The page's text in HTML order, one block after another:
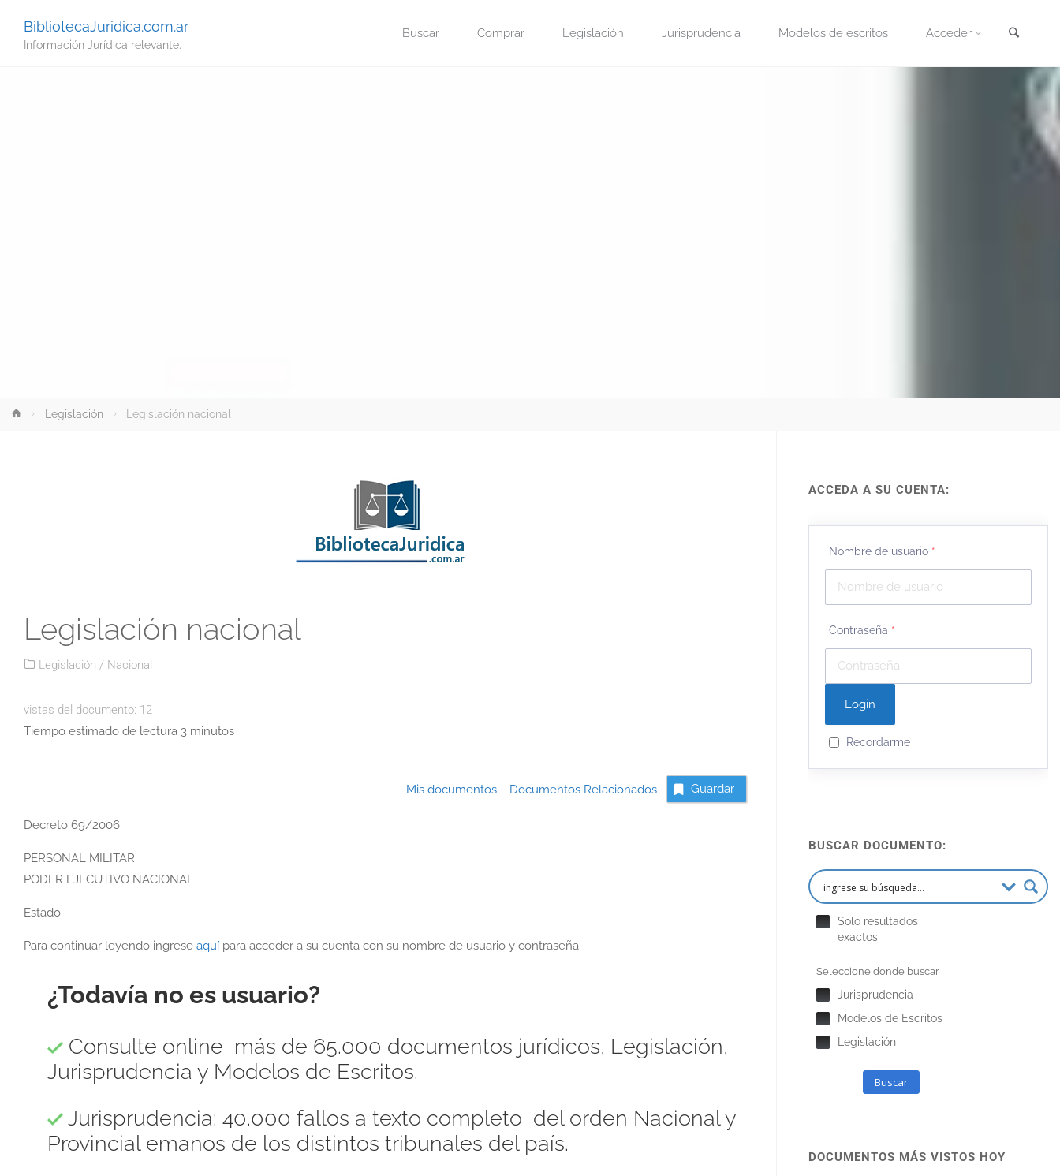
BibliotecaJuridica.com.ar
Información Jurídica relevante.
Buscar Comprar Legislación Jurisprudencia Modelos de escritos Acceder
Inicio Legislación Legislación nacional
Legislación nacional
Legislación / Nacional
vistas del documento: 12
Tiempo estimado de lectura 3 minutos
Mis documentosDocumentos Relacionados Guardar
Decreto 69/2006
PERSONAL MILITAR
PODER EJECUTIVO NACIONAL
Estado
Para continuar leyendo ingrese aquí para acceder a su cuenta con su nombre de usuario y contraseña.
¿Todavía no es usuario?
Consulte online más de 65.000 documentos jurídicos, Legislación,
Jurisprudencia y Modelos de Escritos.
Jurisprudencia: 40.000 fallos a texto completo del orden Nacional y
Provincial emanos de los distintos tribunales del país.
ACCEDA A SU CUENTA:
Nombre de usuario *
Contraseña *
Recordarme
BUSCAR DOCUMENTO:
Solo resultados
exactos
Seleccione donde buscar
Jurisprudencia
Modelos de Escritos
Legislación
Buscar
DOCUMENTOS MÁS VISTOS HOY